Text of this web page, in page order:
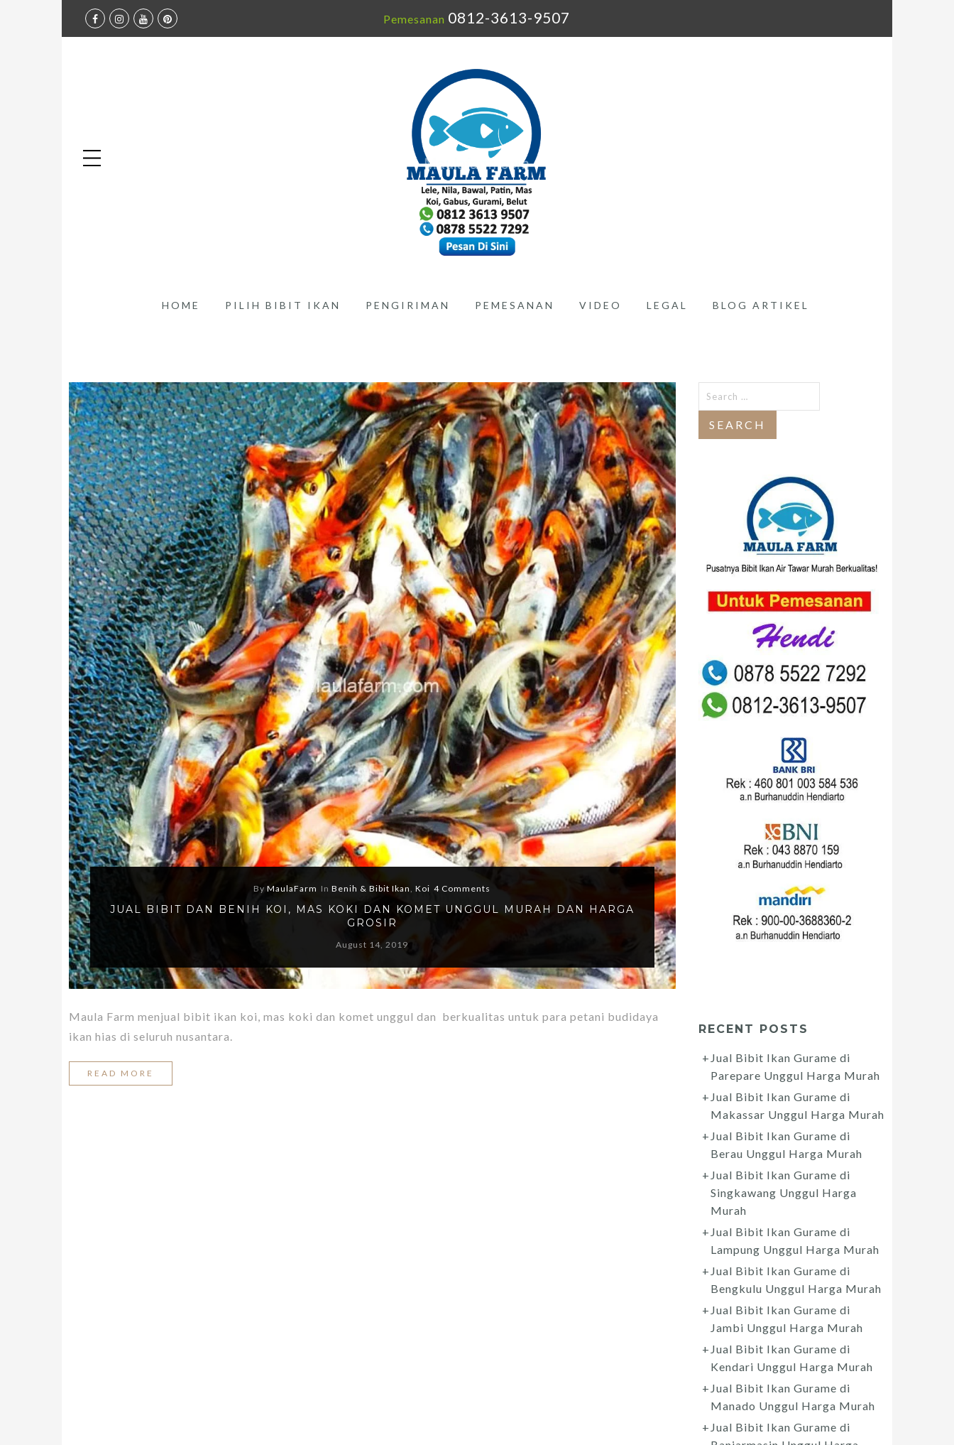
Pemesanan 0812-3613-9507
HOME PILIH BIBIT IKAN PENGIRIMAN PEMESANAN VIDEO LEGAL BLOG ARTIKEL
ByMaulaFarm InBenih & Bibit Ikan,Koi 4 Comments
JUAL BIBIT DAN BENIH KOI, MAS KOKI DAN KOMET UNGGUL MURAH DAN HARGA
GROSIR
August 14, 2019
Maula Farm menjual bibit ikan koi, mas koki dan komet unggul dan berkualitas untuk para petani budidaya
ikan hias di seluruh nusantara.
READ MORE
Search
for:
RECENT POSTS
Jual Bibit Ikan Gurame di
Parepare Unggul Harga Murah
Jual Bibit Ikan Gurame di
Makassar Unggul Harga Murah
Jual Bibit Ikan Gurame di
Berau Unggul Harga Murah
Jual Bibit Ikan Gurame di
Singkawang Unggul Harga
Murah
Jual Bibit Ikan Gurame di
Lampung Unggul Harga Murah
Jual Bibit Ikan Gurame di
Bengkulu Unggul Harga Murah
Jual Bibit Ikan Gurame di
Jambi Unggul Harga Murah
Jual Bibit Ikan Gurame di
Kendari Unggul Harga Murah
Jual Bibit Ikan Gurame di
Manado Unggul Harga Murah
Jual Bibit Ikan Gurame di